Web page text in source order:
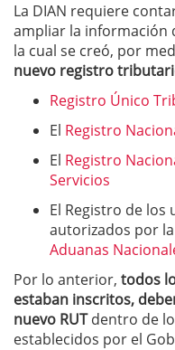
La DIAN requiere
ampliar la información
la cual se creó, por
nuevo registro
Registro Único
El Registro
El Registro
Servicios
El Registro de los
autorizados por la
Aduanas
Por lo anterior, todos
estaban inscritos,
nuevo RUTdentro de
establecidos por el